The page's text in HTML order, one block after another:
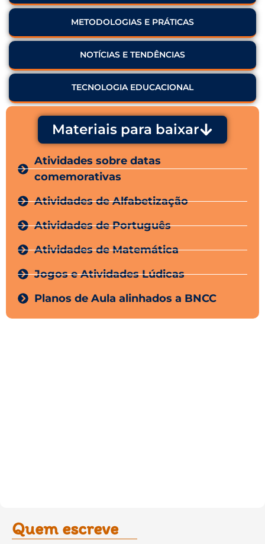
METODOLOGIAS E PRÁTICAS
NOTÍCIAS E TENDÊNCIAS
TECNOLOGIA EDUCACIONAL
Materiais para baixar
Atividades sobre datas
comemorativas
Atividades de Alfabetização
Atividades de Português
Atividades de Matemática
Jogos e Atividades Lúdicas
Planos de Aula alinhados a BNCC
Quem escreve